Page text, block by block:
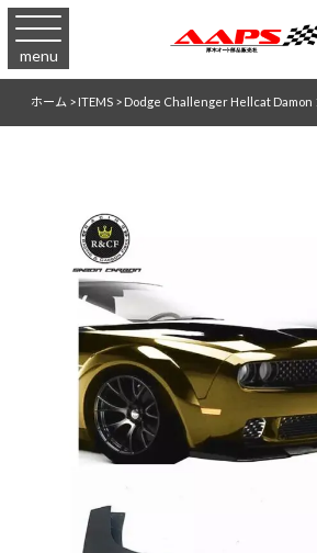
menu
ホーム>ITEMS>Dodge Challenger Hellcat Damon